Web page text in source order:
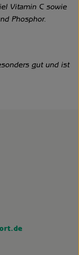
Vitamin C sowie
Phosphor.
gut und ist